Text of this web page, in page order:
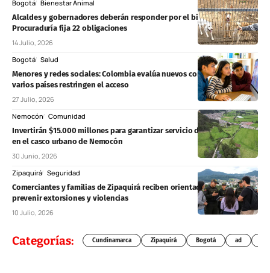
Bogotá Bienestar Animal
Alcaldes y gobernadores deberán responder por el bienestar animal:
Procuraduría fija 22 obligaciones
14 Julio, 2026
Bogotá Salud
Menores y redes sociales: Colombia evalúa nuevos controles mientras
varios países restringen el acceso
27 Julio, 2026
Nemocón Comunidad
Invertirán $15.000 millones para garantizar servicio de agua continuo
en el casco urbano de Nemocón
30 Junio, 2026
Zipaquirá Seguridad
Comerciantes y familias de Zipaquirá reciben orientación para
prevenir extorsiones y violencias
10 Julio, 2026
Categorías: Cundinamarca Zipaquirá Bogotá ad